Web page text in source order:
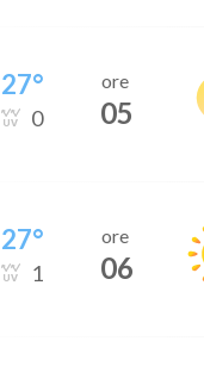
27°
0
ore
05
27°
1
ore
06